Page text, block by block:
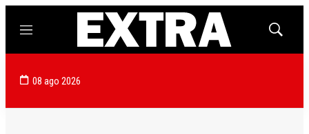
Menú
Mostrar
08 ago 2026